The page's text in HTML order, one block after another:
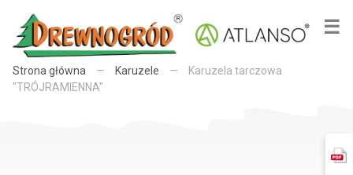
☰
×
Strona główna — Karuzele —
Karuzela tarczowa
"TRÓJRAMIENNA"